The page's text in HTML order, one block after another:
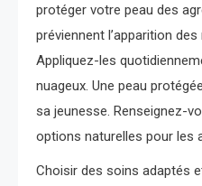
protéger votre peau des
préviennent l’apparition
Appliquez-les
nuageux. Une peau
sa jeunesse. Renseignez-
options naturelles pour les
Choisir des soins adaptés